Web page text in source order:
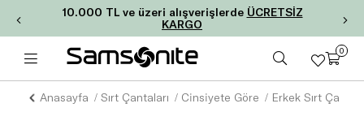
10.000 TL ve üzeri alışverişlerde ÜCRETSİZ
KARGO
0
Anasayfa Sırt Çantaları Cinsiyete Göre Erkek Sırt